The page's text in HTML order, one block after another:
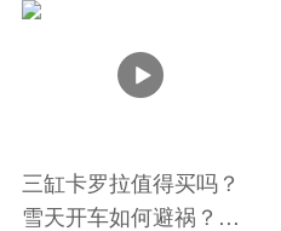
三缸卡罗拉值得买吗？
雪天开车如何避祸？丨